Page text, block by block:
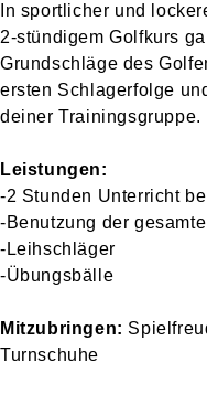
In sportlicher und
2-stündigem Golfkurs
Grundschläge des
ersten Schlagerfolge
deiner Trainingsgruppe.
Leistungen:
-2 Stunden Unterricht
-Benutzung der
-Leihschläger
-Übungsbälle
Mitzubringen:
Turnschuhe